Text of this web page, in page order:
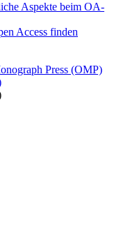
Aspekte beim OA-
Access finden
Press (OMP)